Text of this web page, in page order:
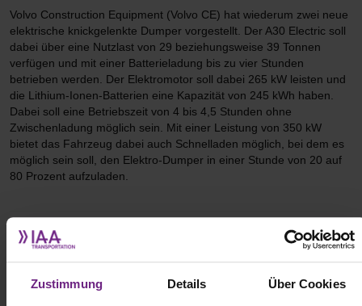
Zustimmung Details Über Cookies
Volvo Construction Equipment (Volvo CE) hat wiederum zwei neue
elektrische knickgelenkte Dumper vorgestellt. Der A30 Electric soll
dabei über eine Nutzlast von 29 beziehungsweise 39 Tonnen
verfügen und mit einer Batterieladung bis zu vier Stunden
betrieben werden. Der Elektromotor soll dabei 265 kW leisten und
die Lithium-Ionen-Batterien eine Kapazität von 245 kWh haben.
Dabei soll eine Betriebszeit von 4 bis 4,5 Stunden ohne
Zwischenladung möglich sein. Mit einer Leistung von 350 kW
bietet das Fahrzeug dabei auch Schnelladen möglich, bei dem es
möglich sein soll, den Elektro-Dumper in einer Stunde von 20 auf
80 Prozent aufzuladen.
3. DB Schenker eröffnet seinen größten
Landverkehrsstandort Deutschlands